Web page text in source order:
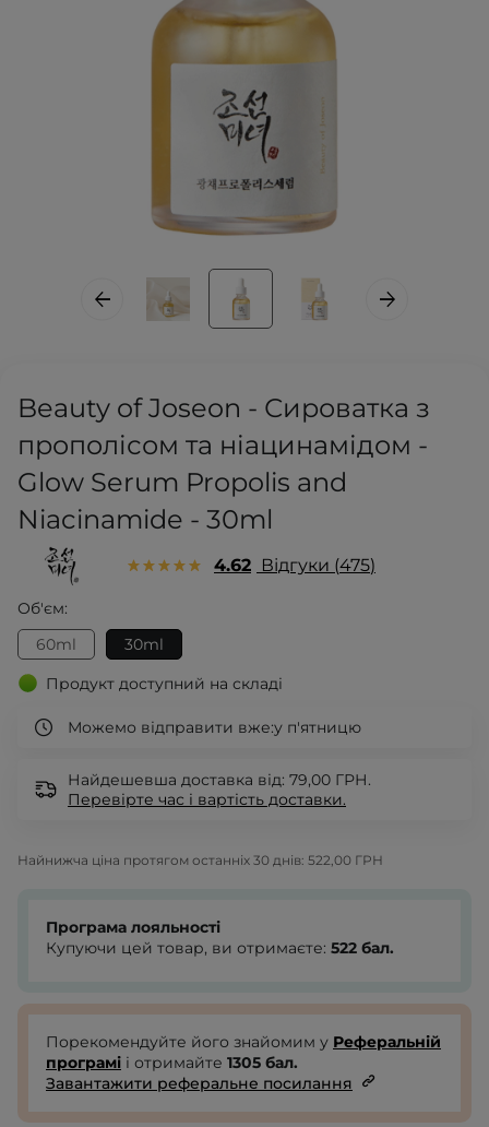
Beauty of Joseon - Сироватка з
прополісом та ніацинамідом -
Glow Serum Propolis and
Niacinamide - 30ml
4.62 Відгуки 475
Об'єм:
60ml
30ml
Продукт доступний на складі
Можемо відправити вже:у п'ятницю
Найдешевша доставка від: 79,00 ГРН.
Перевірте час і вартість доставки.
Найнижча ціна протягом останніх 30 днів: 522,00 ГРН
Програма лояльності
Купуючи цей товар, ви отримаєте: 522 бал.
Порекомендуйте його знайомим у Реферальній
програмі і отримайте 1305 бал.
Завантажити реферальне посилання